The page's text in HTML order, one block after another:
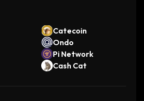
Catecoin
Ondo
Pi Network
Cash Cat